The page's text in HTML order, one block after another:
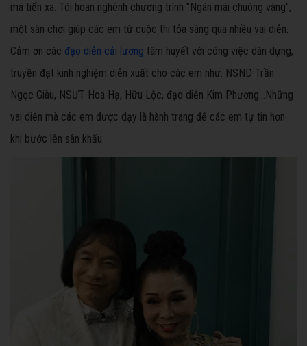
mà tiến xa. Tôi hoan nghênh chương trình "Ngân mãi chuông vàng",
một sân chơi giúp các em từ cuộc thi tỏa sáng qua nhiều vai diễn.
Cảm ơn các đạo diễn cải lương tâm huyết với công việc dàn dựng,
truyền đạt kinh nghiệm diễn xuất cho các em như: NSND Trần
Ngọc Giàu, NSƯT Hoa Hạ, Hữu Lộc, đạo diễn Kim Phương…Những
vai diễn mà các em được dạy là hành trang để các em tự tin hơn
khi bước lên sân khấu.